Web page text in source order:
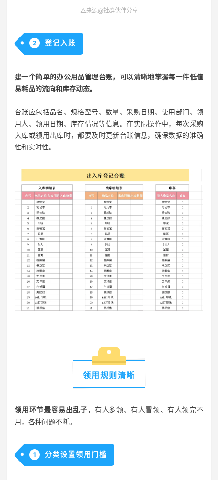
△来源@社群伙伴分享
2 登记入账
建一个简单的办公用品管理台账，可以清晰地掌握每一件低值
易耗品的流向和库存动态。
台账应包括品名、规格型号、数量、采购日期、使用部门、领
用人、领用日期、库存情况等信息。在实际操作中，每次采购
入库或领用出库时，都要及时更新台账信息，确保数据的准确
性和实时性。
领用规则清晰
领用环节最容易出乱子，有人多领、有人冒领、有人领完不
用，各种问题不断。
1 分类设置领用门槛